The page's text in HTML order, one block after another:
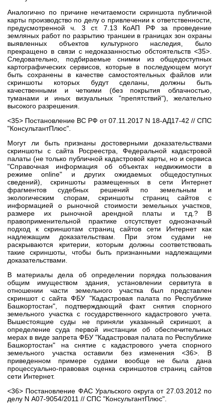
Аналогично по причине нечитаемости скриншота публичной
карты производство по делу о привлечении к ответственности,
предусмотренной ч. 3 ст. 7.13 КоАП РФ за проведение
земляных работ по разрытию траншеи в границах зон охраны
выявленных объектов культурного наследия, было
прекращено в связи с недоказанностью обстоятельств <35>.
Следовательно, подбираемые снимки из общедоступных
картографических сервисов, которые в последующем могут
быть сохранены в качестве самостоятельных файлов или
скриншоты которых будут сделаны, должны быть
качественными и четкими (без покрытия облачностью,
туманами и иных визуальных "препятствий"), желательно
высокого разрешения.
<35> Постановление ВС РФ от 07.11.2017 N 18-АД17-42 // СПС
"КонсультантПлюс".
Могут ли быть признаны достоверными доказательствами
скриншоты с сайта Росреестра, Федеральной кадастровой
палаты (не только публичной кадастровой карты, но и сервиса
"Справочная информация об объектах недвижимости в
режиме online" и других ожидаемых общедоступных
сведений), скриншоты размещенных в сети Интернет
фрагментов судебных решений по земельным и
экологическим спорам, скриншоты страниц сайтов с
информацией о рыночной стоимости земельных участков,
размере их рыночной арендной платы и т.д.? В
правоприменительной практике отсутствует однозначный
подход к скриншотам страниц сайтов сети Интернет как
надлежащим доказательствам. При этом судами не
раскрываются критерии, которым должны соответствовать
такие скриншоты, чтобы быть признанными надлежащими
доказательствами.
В материалы дела об определении порядка пользования
общим имуществом здания, установлении сервитута в
отношении части земельного участка был представлен
скриншот с сайта ФБУ "Кадастровая палата по Республике
Башкортостан", подтверждающий факт снятия спорного
земельного участка с государственного кадастрового учета.
Вышестоящие суды не приняли указанный скриншот, а
определение суда первой инстанции об обеспечительных
мерах в виде запрета ФБУ "Кадастровая палата по Республике
Башкортостан" на снятие с кадастрового учета спорного
земельного участка оставили без изменения <36>. В
приведенном примере судами вообще не была дана
процессуально-правовая оценка скриншотов страниц сайтов
сети Интернет.
<36> Постановление ФАС Уральского округа от 27.03.2012 по
делу N А07-9054/2011 // СПС "КонсультантПлюс".